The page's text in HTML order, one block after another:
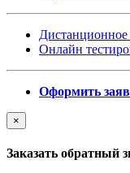
Дистанционное
Онлайн
Оформить
×
Заказать обратный